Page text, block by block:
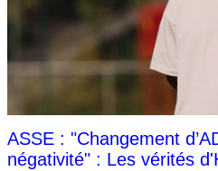
ASSE : "Changement
négativité" : Les vérités